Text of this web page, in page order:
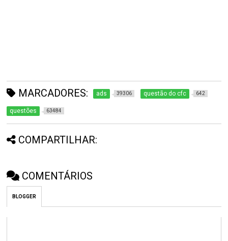
MARCADORES: ads 39306 questão do cfc 642
questões 63484
COMPARTILHAR:
COMENTÁRIOS
BLOGGER